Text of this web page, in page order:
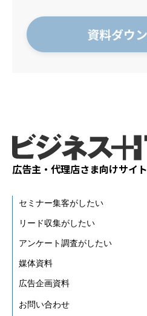
広告主・代理店さま向けサイト
セミナー集客がしたい
リード収集がしたい
アンケート調査がしたい
媒体資料
広告企画資料
お問い合わせ